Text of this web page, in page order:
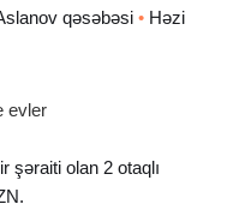
qəsəbəsi • Həzi
evler
şəraiti olan 2 otaqlı